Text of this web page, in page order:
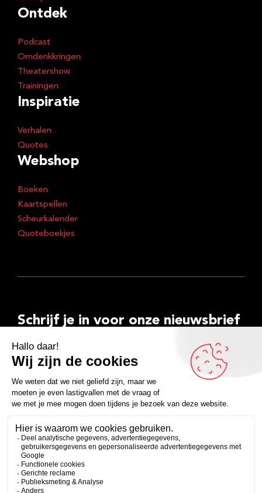
Ontdek
Podcast
Omdenkkringen
Theatershow
Trainingen
Inspiratie
Verhalen
Quotes
Webshop
Boeken
Kaartspellen
Scheurkalender
Quoteboekjes
Schrijf je in voor onze nieuwsbrief
E-
mailadres
Inschrijven
FacebookInstagramLinkedInYouTubeSpotify